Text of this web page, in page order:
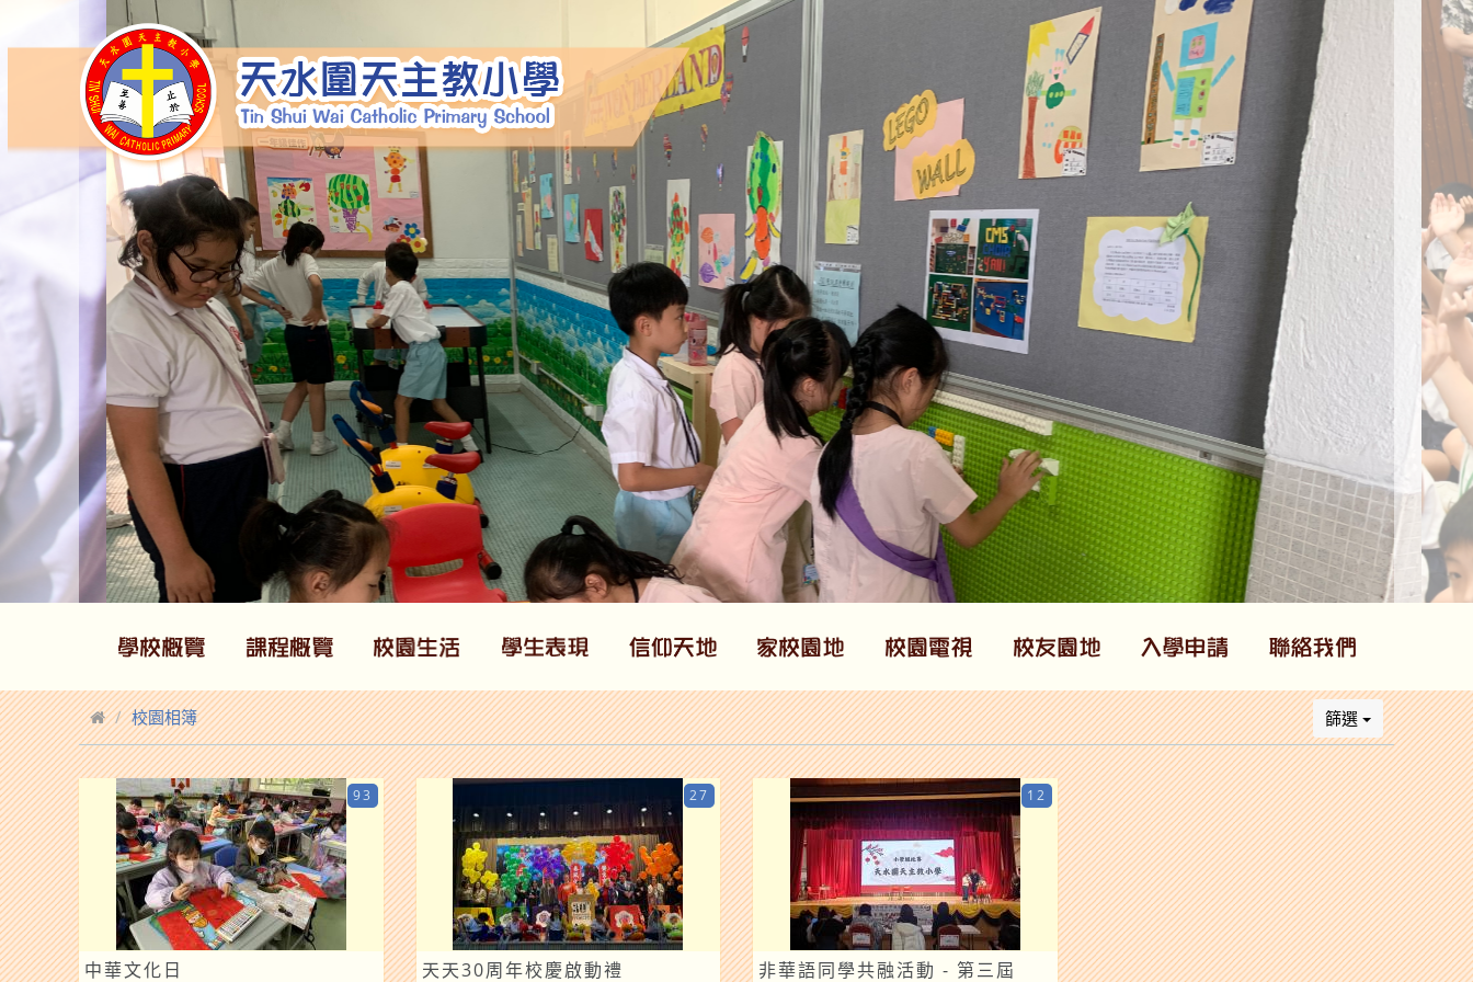
校園相簿 篩選
中華文化日
93
天天30周年校慶啟動禮
27
非華語同學共融活動 - 第三屆
12